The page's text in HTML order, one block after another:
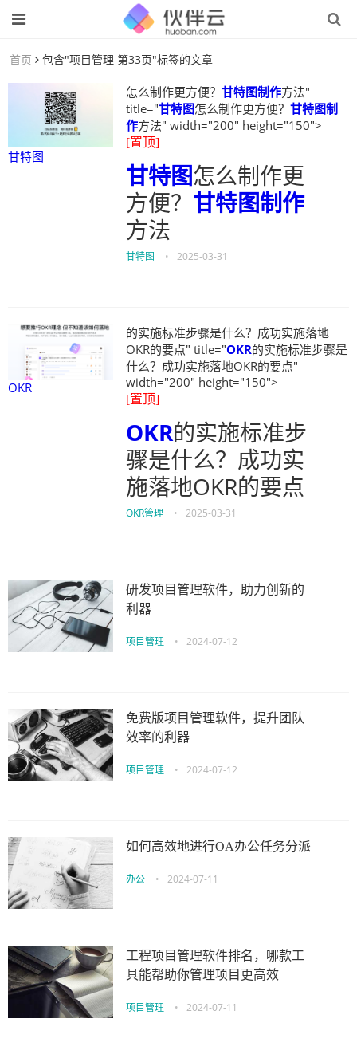
首页 包含"项目管理 第33页"标签的文章
甘特图
怎么制作更方便？ 甘特图制作方法"
title="甘特图怎么制作更方便？ 甘特图制
作方法" width="200" height="150">
[置顶]
甘特图怎么制作更
方便？ 甘特图制作
方法
甘特图 • 2025-03-31
OKR
的实施标准步骤是什么？成功实施落地
OKR的要点" title="OKR的实施标准步骤是
什么？成功实施落地OKR的要点"
width="200" height="150">
[置顶]
OKR的实施标准步
骤是什么？成功实
施落地OKR的要点
OKR管理 • 2025-03-31
研发项目管理软件，助力创新的
利器
项目管理 • 2024-07-12
免费版项目管理软件，提升团队
效率的利器
项目管理 • 2024-07-12
如何高效地进行OA办公任务分派
办公 • 2024-07-11
工程项目管理软件排名，哪款工
具能帮助你管理项目更高效
项目管理 • 2024-07-11